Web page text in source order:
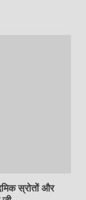
स्रोतों और